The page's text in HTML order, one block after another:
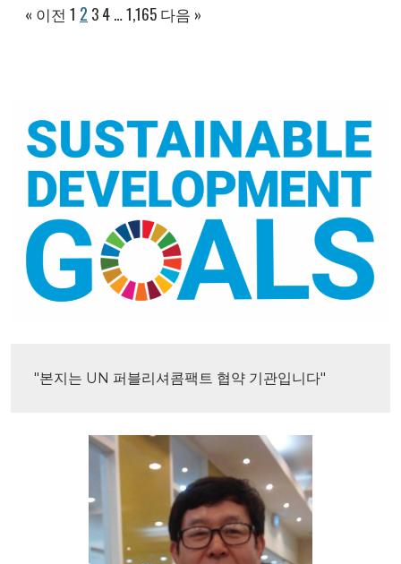
« 이전 1 2 3 4 …1,165 다음 »
"본지는 UN 퍼블리셔콤팩트 협약 기관입니다"